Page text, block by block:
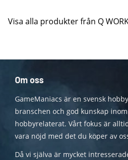
Visa alla produkter från Q
Om oss
GameManiacs är en svensk
branschen och god kunskap
hobbyrelaterat. Vårt fokus är
vara nöjd med det du köper av
Då vi själva är mycket